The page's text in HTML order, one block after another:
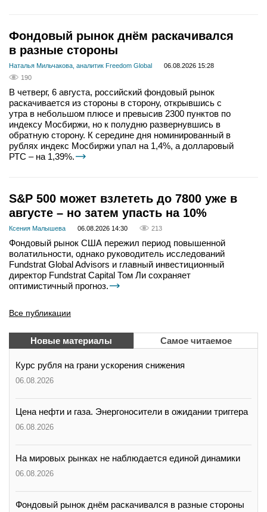
Фондовый рынок днём раскачивался
в разные стороны
Наталья Мильчакова, аналитик Freedom Global
06.08.2026 15:28
190
В четверг, 6 августа, российский фондовый рынок
раскачивается из стороны в сторону, открывшись с
утра в небольшом плюсе и превысив 2300 пунктов по
индексу Мосбиржи, но к полудню развернувшись в
обратную сторону. К середине дня номинированный в
рублях индекс Мосбиржи упал на 1,4%, а долларовый
РТС – на 1,39%.
S&P 500 может взлететь до 7800 уже в
августе – но затем упасть на 10%
Ксения Малышева 06.08.2026 14:30 213
Фондовый рынок США пережил период повышенной
волатильности, однако руководитель исследований
Fundstrat Global Advisors и главный инвестиционный
директор Fundstrat Capital Том Ли сохраняет
оптимистичный прогноз.
Все публикации
Новые материалы Самое читаемое
Курс рубля на грани ускорения снижения
06.08.2026
Цена нефти и газа. Энергоносители в ожидании триггера
06.08.2026
На мировых рынках не наблюдается единой динамики
06.08.2026
Фондовый рынок днём раскачивался в разные стороны